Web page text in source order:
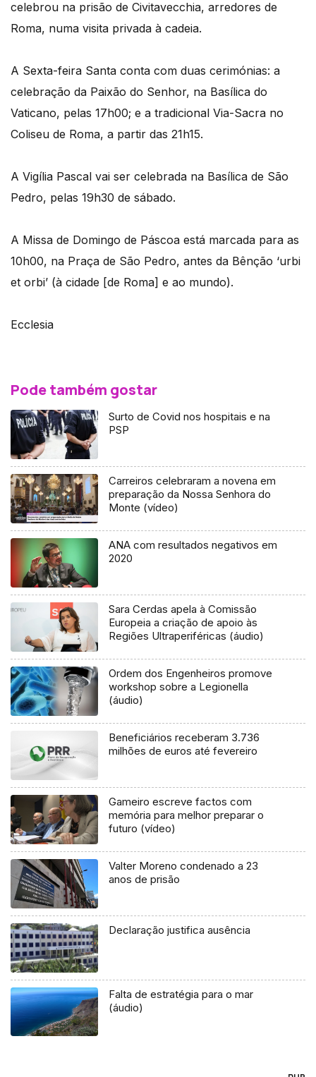
celebrou na prisão de Civitavecchia, arredores de
Roma, numa visita privada à cadeia.
A Sexta-feira Santa conta com duas cerimónias: a
celebração da Paixão do Senhor, na Basílica do
Vaticano, pelas 17h00; e a tradicional Via-Sacra no
Coliseu de Roma, a partir das 21h15.
A Vigília Pascal vai ser celebrada na Basílica de São
Pedro, pelas 19h30 de sábado.
A Missa de Domingo de Páscoa está marcada para as
10h00, na Praça de São Pedro, antes da Bênção ‘urbi
et orbi’ (à cidade [de Roma] e ao mundo).
Ecclesia
Pode também gostar
Surto de Covid nos hospitais e na
PSP
Carreiros celebraram a novena em
preparação da Nossa Senhora do
Monte (vídeo)
ANA com resultados negativos em
2020
Sara Cerdas apela à Comissão
Europeia a criação de apoio às
Regiões Ultraperiféricas (áudio)
Ordem dos Engenheiros promove
workshop sobre a Legionella
(áudio)
Beneficiários receberam 3.736
milhões de euros até fevereiro
Gameiro escreve factos com
memória para melhor preparar o
futuro (vídeo)
Valter Moreno condenado a 23
anos de prisão
Declaração justifica ausência
Falta de estratégia para o mar
(áudio)